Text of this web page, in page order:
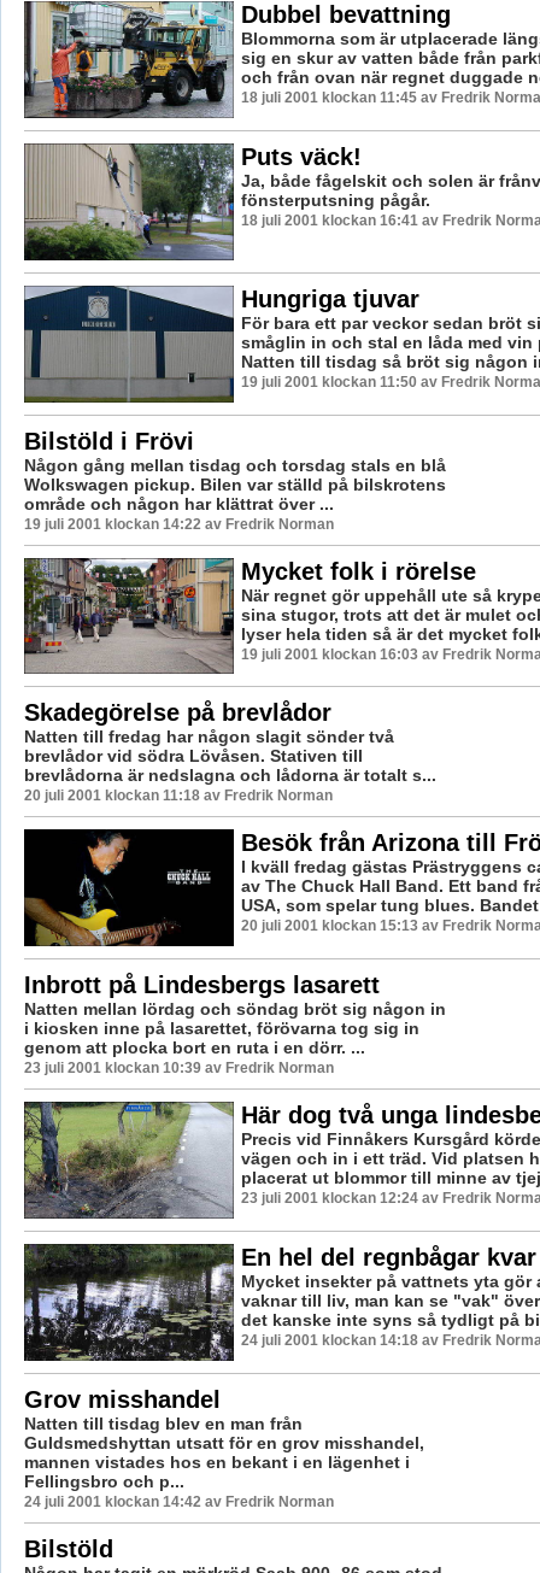
Dubbel bevattning
Blommorna som är utplacerade
sig en skur av vatten både från
och från ovan när regnet duggade
18 juli 2001 klockan 11:45 av Fredrik
Puts väck!
Ja, både fågelskit och solen är
fönsterputsning pågår.
18 juli 2001 klockan 16:41 av Fredrik
Hungriga tjuvar
För bara ett par veckor sedan bröt
småglin in och stal en låda med vin
Natten till tisdag så bröt sig någon
19 juli 2001 klockan 11:50 av Fredrik
Bilstöld i Frövi
Någon gång mellan tisdag och torsdag stals en blå
Wolkswagen pickup. Bilen var ställd på bilskrotens
område och någon har klättrat över ...
19 juli 2001 klockan 14:22 av Fredrik Norman
Mycket folk i rörelse
När regnet gör uppehåll ute så
sina stugor, trots att det är mulet
lyser hela tiden så är det mycket
19 juli 2001 klockan 16:03 av Fredrik
Skadegörelse på brevlådor
Natten till fredag har någon slagit sönder två
brevlådor vid södra Lövåsen. Stativen till
brevlådorna är nedslagna och lådorna är totalt s...
20 juli 2001 klockan 11:18 av Fredrik Norman
Besök från Arizona till
I kväll fredag gästas Prästryggens
av The Chuck Hall Band. Ett band
USA, som spelar tung blues.
20 juli 2001 klockan 15:13 av Fredrik
Inbrott på Lindesbergs lasarett
Natten mellan lördag och söndag bröt sig någon in
i kiosken inne på lasarettet, förövarna tog sig in
genom att plocka bort en ruta i en dörr. ...
23 juli 2001 klockan 10:39 av Fredrik Norman
Här dog två unga
Precis vid Finnåkers Kursgård
vägen och in i ett träd. Vid platsen
placerat ut blommor till minne av
23 juli 2001 klockan 12:24 av Fredrik
En hel del regnbågar kvar
Mycket insekter på vattnets yta gör
vaknar till liv, man kan se "vak"
det kanske inte syns så tydligt på
24 juli 2001 klockan 14:18 av Fredrik
Grov misshandel
Natten till tisdag blev en man från
Guldsmedshyttan utsatt för en grov misshandel,
mannen vistades hos en bekant i en lägenhet i
Fellingsbro och p...
24 juli 2001 klockan 14:42 av Fredrik Norman
Bilstöld